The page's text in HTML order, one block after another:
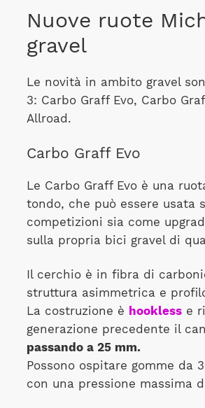
Nuove ruote
gravel
Le novità in ambito gravel
3: Carbo Graff Evo, Carbo
Allroad.
Carbo Graff Evo
Le Carbo Graff Evo è una
tondo, che può essere usata
competizioni sia come
sulla propria bici gravel di
Il cerchio è in fibra di
struttura asimmetrica e
La costruzione è hooklesse
generazione precedente il
passando a 25 mm.
Possono ospitare gomme da
con una pressione massima